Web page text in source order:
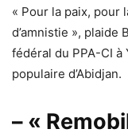
« Pour la paix, pour
d’amnistie », plaide
fédéral du PPA-CI à
populaire d’Abidjan.
– «